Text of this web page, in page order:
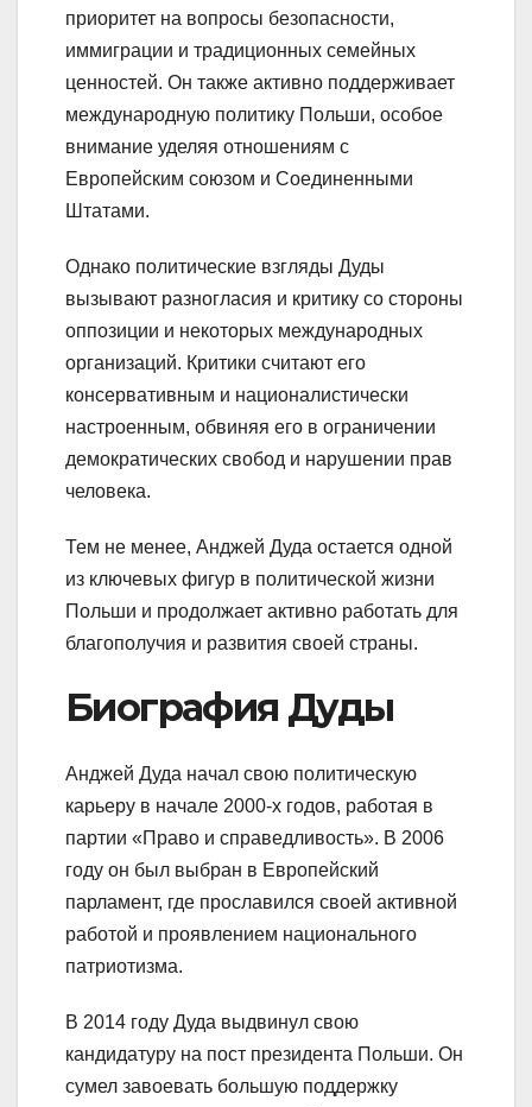
приоритет на вопросы безопасности,
иммиграции и традиционных семейных
ценностей. Он также активно поддерживает
международную политику Польши, особое
внимание уделяя отношениям с
Европейским союзом и Соединенными
Штатами.
Однако политические взгляды Дуды
вызывают разногласия и критику со стороны
оппозиции и некоторых международных
организаций. Критики считают его
консервативным и националистически
настроенным, обвиняя его в ограничении
демократических свобод и нарушении прав
человека.
Тем не менее, Анджей Дуда остается одной
из ключевых фигур в политической жизни
Польши и продолжает активно работать для
благополучия и развития своей страны.
Биография Дуды
Анджей Дуда начал свою политическую
карьеру в начале 2000-х годов, работая в
партии «Право и справедливость». В 2006
году он был выбран в Европейский
парламент, где прославился своей активной
работой и проявлением национального
патриотизма.
В 2014 году Дуда выдвинул свою
кандидатуру на пост президента Польши. Он
сумел завоевать большую поддержку